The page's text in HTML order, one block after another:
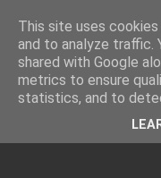
kesigomu
This site uses
and to analyze traffic.
shared with Google
metrics to ensure
statistics, and to